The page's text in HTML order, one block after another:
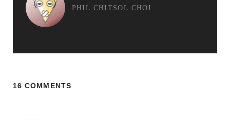
PHIL CHITSOL CHOI
16 COMMENTS